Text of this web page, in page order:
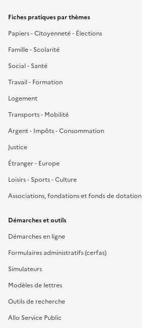
Fiches pratiques par thèmes
Papiers - Citoyenneté - Élections
Famille - Scolarité
Social - Santé
Travail - Formation
Logement
Transports - Mobilité
Argent - Impôts - Consommation
Justice
Étranger - Europe
Loisirs - Sports - Culture
Associations, fondations et fonds de dotation
Démarches et outils
Démarches en ligne
Formulaires administratifs (cerfas)
Simulateurs
Modèles de lettres
Outils de recherche
Allo Service Public